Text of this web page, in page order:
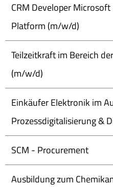
CRM Developer
Platform (m/w/d)
Teilzeitkraft im Bereich
(m/w/d)
Einkäufer Elektronik im
Prozessdigitalisierung &
SCM - Procurement
Ausbildung zum